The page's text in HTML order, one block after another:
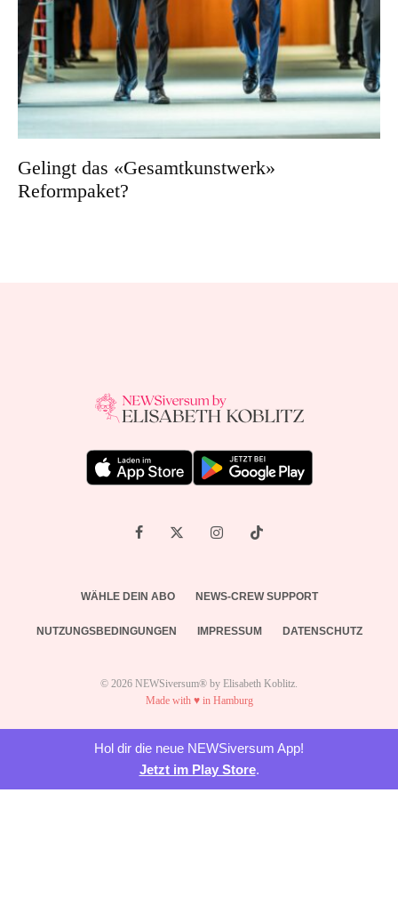
Gelingt das «Gesamtkunstwerk»
Reformpaket?
WÄHLE DEIN ABO NEWS-CREW SUPPORT
NUTZUNGSBEDINGUNGEN IMPRESSUM DATENSCHUTZ
© 2026 NEWSiversum® by Elisabeth Koblitz.
Made with ♥ in Hamburg
Hol dir die neue NEWSiversum App!
Jetzt im Play Store.